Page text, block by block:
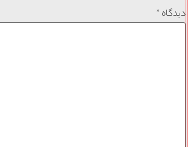
دیدگاه *